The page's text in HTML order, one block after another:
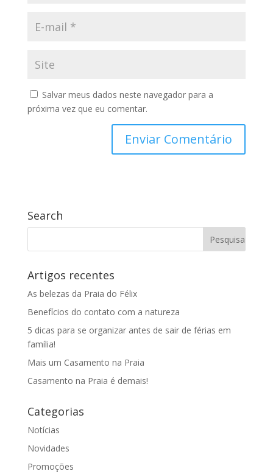
Salvar meus dados neste navegador para a
próxima vez que eu comentar.
Search
Artigos recentes
As belezas da Praia do Félix
Benefícios do contato com a natureza
5 dicas para se organizar antes de sair de férias em
família!
Mais um Casamento na Praia
Casamento na Praia é demais!
Categorias
Notícias
Novidades
Promoções